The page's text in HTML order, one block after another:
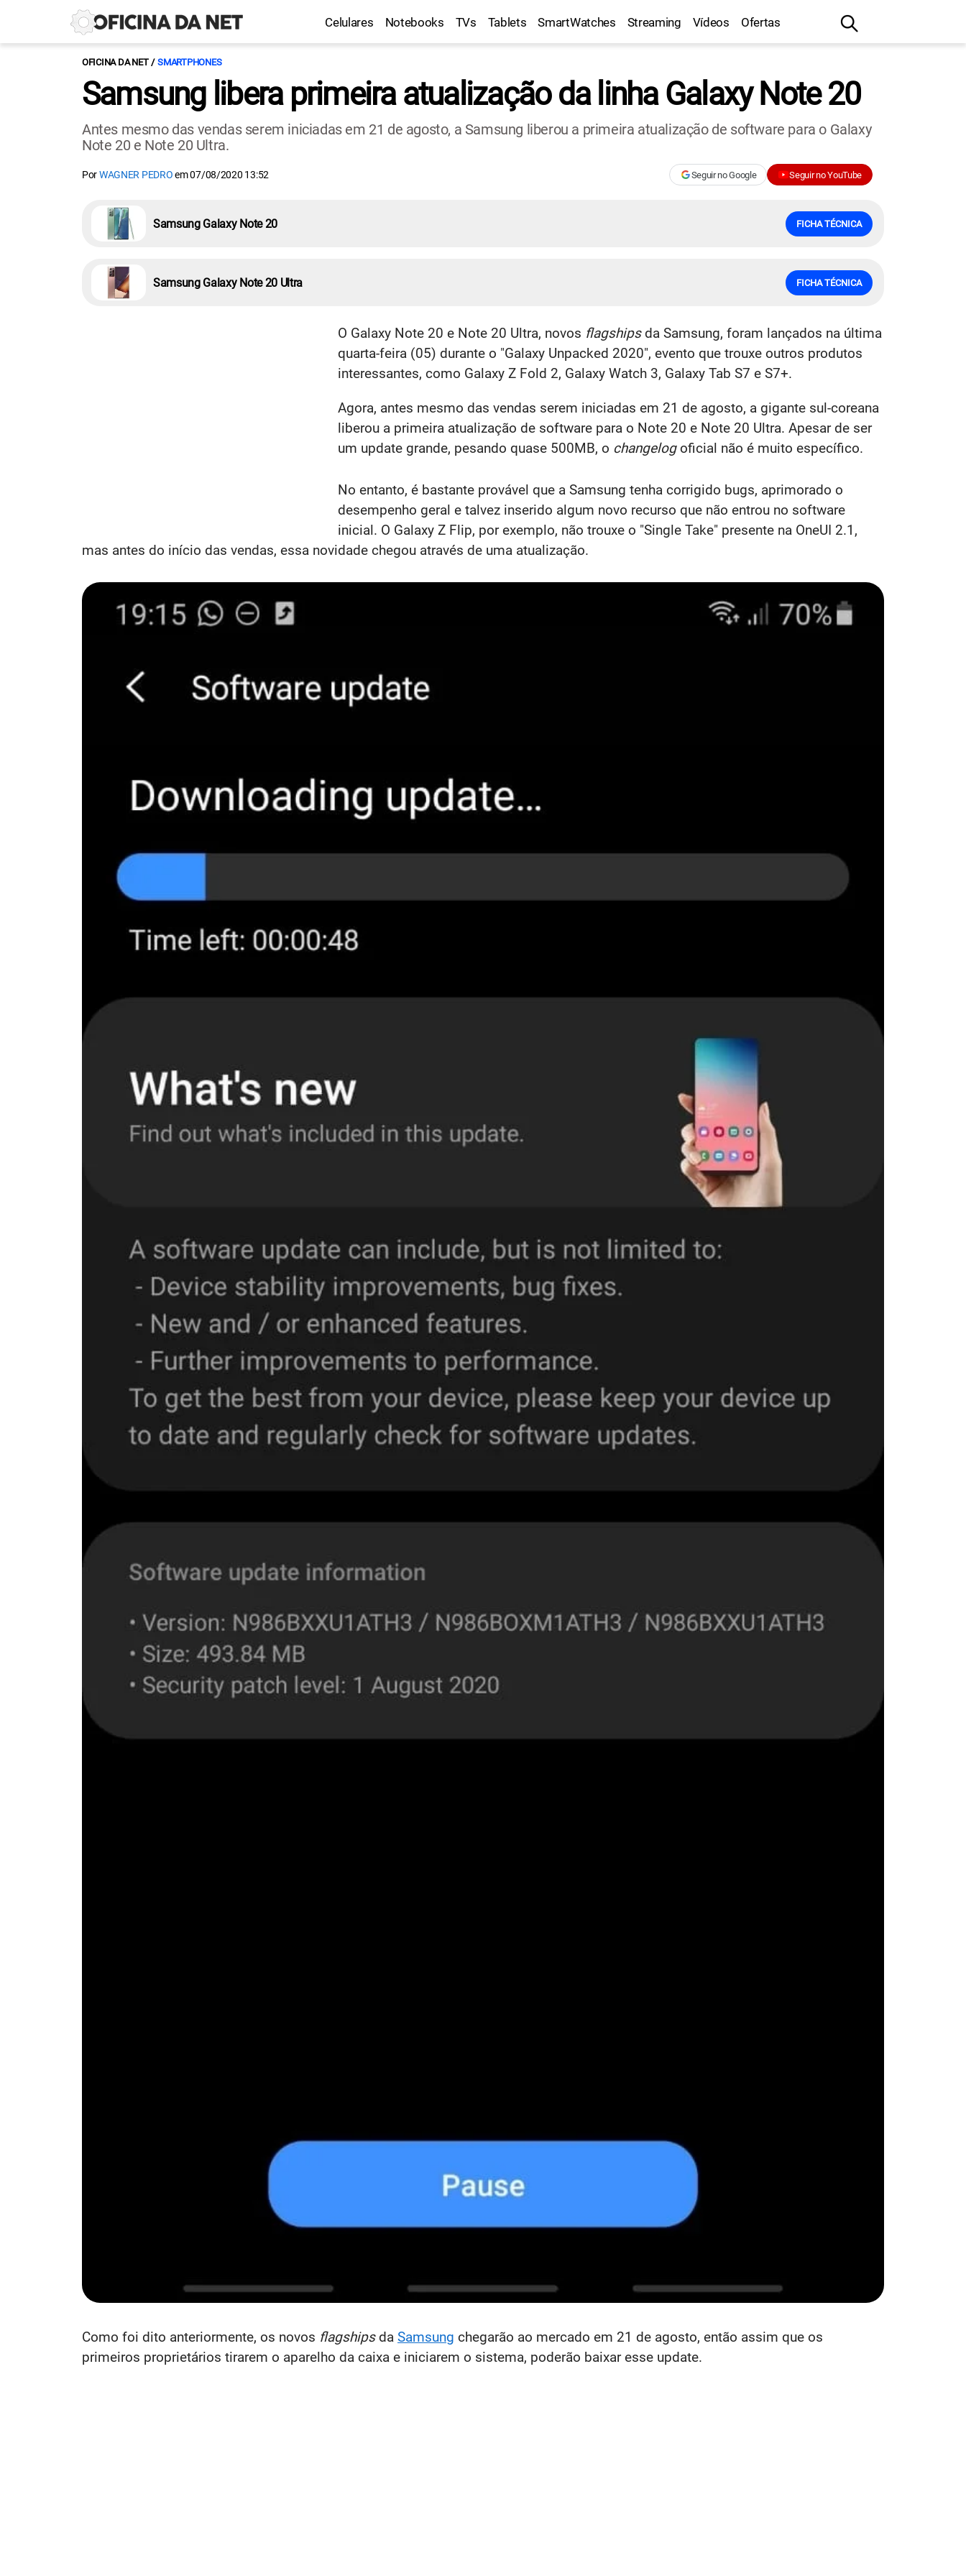
Celulares Notebooks TVs Tablets SmartWatches Streaming Vídeos Ofertas
OFICINA DA NET SMARTPHONES
Samsung libera primeira atualização da linha Galaxy Note 20
Antes mesmo das vendas serem iniciadas em 21 de agosto, a Samsung liberou a primeira atualização de software para o Galaxy
Note 20 e Note 20 Ultra.
PorWAGNER PEDROem07/08/2020 13:52 Seguir no Google Seguir no YouTube
Samsung Galaxy Note 20 FICHA TÉCNICA
Samsung Galaxy Note 20 Ultra FICHA TÉCNICA
O Galaxy Note 20 e Note 20 Ultra, novos flagshipsda Samsung, foram lançados na última
quarta-feira (05) durante o "Galaxy Unpacked 2020", evento que trouxe outros produtos
interessantes, como Galaxy Z Fold 2, Galaxy Watch 3, Galaxy Tab S7 e S7+.
Agora, antes mesmo das vendas serem iniciadas em 21 de agosto, a gigante sul-coreana
liberou a primeira atualização de software para o Note 20 e Note 20 Ultra. Apesar de ser
um update grande, pesando quase 500MB, o changelogoficial não é muito específico.
No entanto, é bastante provável que a Samsung tenha corrigido bugs, aprimorado o
desempenho geral e talvez inserido algum novo recurso que não entrou no software
inicial. O Galaxy Z Flip, por exemplo, não trouxe o "Single Take" presente na OneUI 2.1,
mas antes do início das vendas, essa novidade chegou através de uma atualização.
Como foi dito anteriormente, os novos flagshipsda Samsung chegarão ao mercado em 21 de agosto, então assim que os
primeiros proprietários tirarem o aparelho da caixa e iniciarem o sistema, poderão baixar esse update.